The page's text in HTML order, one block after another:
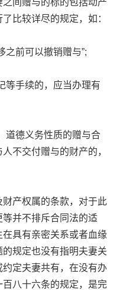
间赠与的标的包括动产
比较详尽的规定，如：
之前可以撤销赠与”;
等手续的，应当办理有
道德义务性质的赠与合
不交付赠与的财产的，
产权属的条款，对于此
并不排斥合同法的适
具有亲密关系或者血缘
规定也没有指明夫妻关
定夫妻共有，在没有办
八十六条的规定，是完